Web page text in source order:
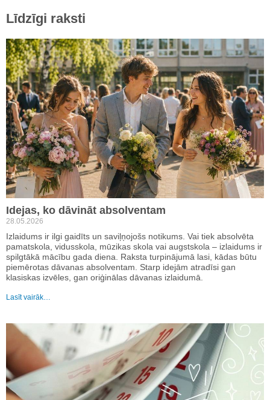
Līdzīgi raksti
Idejas, ko dāvināt absolventam
28.05.2026
Izlaidums ir ilgi gaidīts un saviļņojošs notikums. Vai tiek absolvēta
pamatskola, vidusskola, mūzikas skola vai augstskola – izlaidums ir
spilgtākā mācību gada diena. Raksta turpinājumā lasi, kādas būtu
piemērotas dāvanas absolventam. Starp idejām atradīsi gan
klasiskas izvēles, gan oriģinālas dāvanas izlaidumā.
Lasīt vairāk…